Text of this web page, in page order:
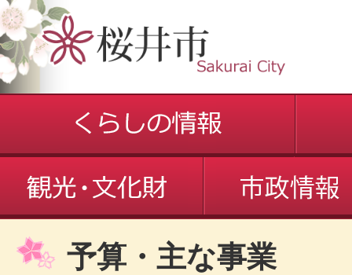
予算・主な事業